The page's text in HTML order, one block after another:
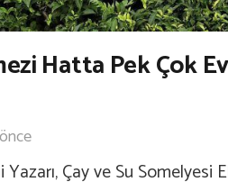
Hatta Pek Çok
Çay ve Su Somelyesi